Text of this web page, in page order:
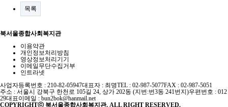
목록
북서울종합사회복지관
이용약관
개인정보처리방침
영상정보처리기기
이메일무단수집거부
인트라넷
사업자등록번호 : 210-82-05947대표자 : 최명TEL : 02-987-5077FAX : 02-987-5051
주소 : 서울시 강북구 한천로 105길 24, 상가 202동 (지번:번3동 241번지)우편번호 : 012
29대표이메일 : bun2bok@hanmail.net
COPYRIGHTⓒ 북서울종합사회복지관. ALL RIGHT RESERVED.